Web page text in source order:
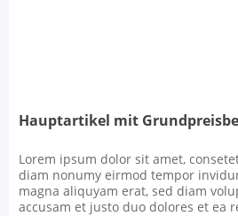
Hauptartikel mit
Lorem ipsum dolor sit amet,
diam nonumy eirmod tempor
magna aliquyam erat, sed diam
accusam et justo duo dolores et ea